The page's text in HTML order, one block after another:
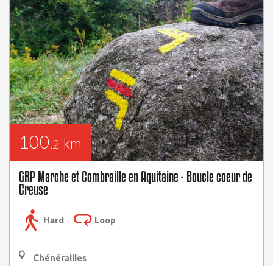
100,2 km
GRP Marche et Combraille en Aquitaine - Boucle coeur de
Creuse
Hard Loop
Chénérailles